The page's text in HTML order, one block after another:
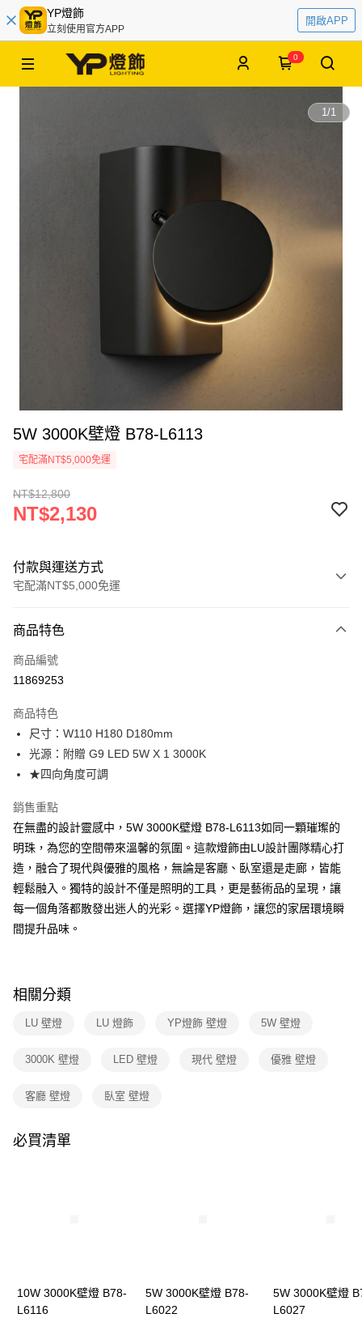
YP燈飾
立刻使用官方APP
開啟APP
0
1/1
5W 3000K壁燈 B78-L6113
宅配滿NT$5,000免運
NT$12,800
NT$2,130
付款與運送方式
宅配滿NT$5,000免運
信用卡一次付款
LINE Pay
街口支付
悠遊付
全盈+PAY
AFTEE先享後付
相關說明
【關於「AFTEE先享後付」】
AFTEE先享後付是「在收到商品之後才付款」的支付方式。 讓您購物簡單
便利好安心！
１．簡單：不需註冊會員、不需綁卡、不需儲值。
【「AFTEE先享後付」結帳流程】
１．於結帳方式選擇「AFTEE先享後付」後，將跳轉至「AFTEE先享後付」
結帳頁面，進行簡訊認證並確認金額後，即可完成結帳。
ATM／網路銀行／等多元方式進行付款，方視為交易完成。
購買商品的店家。未經商家同意取消之訂單仍視為有效，需透過AFTEE先享
是否繳費成功／繳費後需取消欲退款等相關疑問，請聯繫「AFTEE先享後付
客戶支援中心」
任。
４．使用「AFTEE先享後付」時，將依據個別帳號之用戶狀況，依本公司即
每筆NT$180，滿NT$5,000(含以上)免運費
商品特色
商品編號
11869253
商品特色
尺寸：W110 H180 D180mm
光源：附贈 G9 LED 5W X 1 3000K
★四向角度可調
銷售重點
在無盡的設計靈感中，5W 3000K壁燈 B78-L6113如同一顆璀璨的
明珠，為您的空間帶來溫馨的氛圍。這款燈飾由LU設計團隊精心打
造，融合了現代與優雅的風格，無論是客廳、臥室還是走廊，皆能
輕鬆融入。獨特的設計不僅是照明的工具，更是藝術品的呈現，讓
每一個角落都散發出迷人的光彩。選擇YP燈飾，讓您的家居環境瞬
間提升品味。
相關分類
LU 壁燈 LU 燈飾 YP燈飾 壁燈 5W 壁燈
3000K 壁燈 LED 壁燈 現代 壁燈 優雅 壁燈
客廳 壁燈 臥室 壁燈
必買清單
10W 3000K壁燈 B78-
L6116
5W 3000K壁燈 B78-
L6022
5W 3000K壁燈
L6027